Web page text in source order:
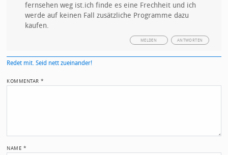
fernsehen weg ist.ich finde es eine Frechheit und ich
werde auf keinen Fall zusätzliche Programme dazu
kaufen.
ANTWORTEN
MELDEN
Redet mit. Seid nett zueinander!
KOMMENTAR*
NAME *